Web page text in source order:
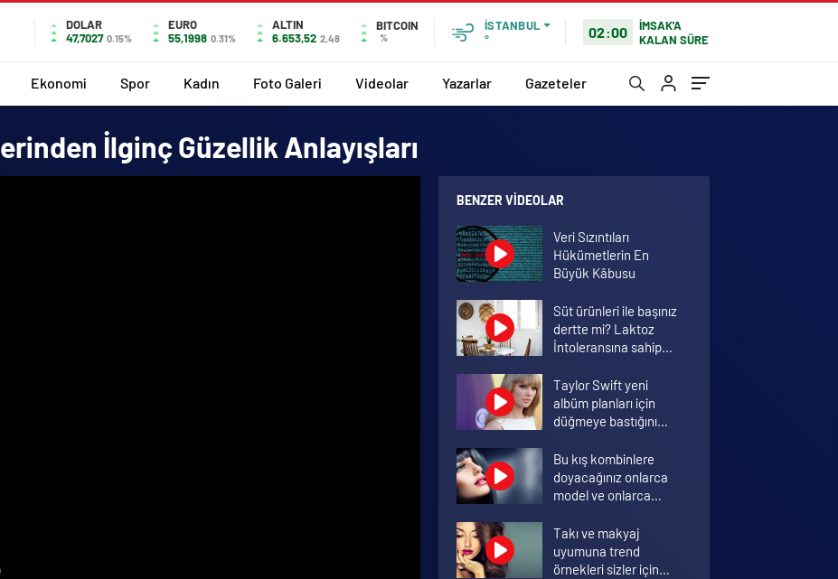
DOLAR
47,7027 0.15%
EURO
55,1998 0.31%
ALTIN
6.653,52 2,48
BITCOIN
%
İSTANBUL
°
02:00
İMSAK'A
KALAN SÜRE
Ekonomi Spor Kadın Foto Galeri Videolar Yazarlar Gazeteler
İlginç Güzellik Anlayışları
BENZER VIDEOLAR
Veri Sızıntıları
Hükümetlerin En
Büyük Kâbusu
Süt ürünleri ile başınız
dertte mi? Laktoz
İntoleransına sahip
Taylor Swift yeni
albüm planları için
düğmeye bastığını
duyurdu!
Bu kış kombinlere
doyacağınız onlarca
model ve onlarca
Takı ve makyaj
uyumuna trend
örnekleri sizler için